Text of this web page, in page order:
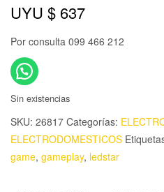
UYU $ 637
Por consulta 099 466 212
Sin existencias
SKU: 26817 Categorías:
ELECTRODOMESTICOS
game, gameplay, ledstar